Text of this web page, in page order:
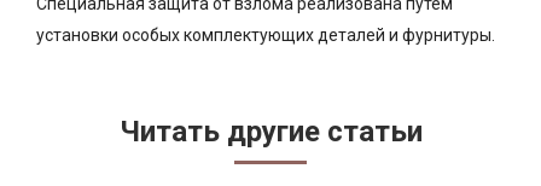
установки особых комплектующих деталей и фурнитуры.
Читать другие статьи